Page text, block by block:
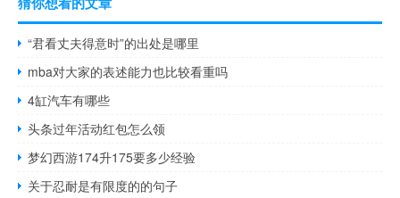
“君看丈夫得意时”的出处是哪里
mba对大家的表述能力也比较看重吗
4缸汽车有哪些
头条过年活动红包怎么领
梦幻西游174升175要多少经验
关于忍耐是有限度的的句子